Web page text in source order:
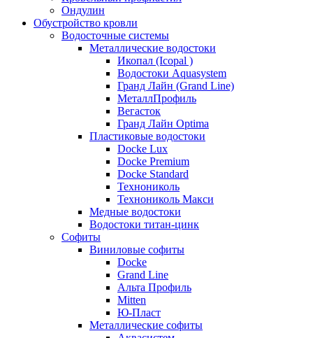
Ондулин
Обустройство кровли
Водосточные системы
Металлические водостоки
Икопал (Icopal )
Водостоки Aquasystem
Гранд Лайн (Grand Line)
МеталлПрофиль
Вегасток
Гранд Лайн Optima
Пластиковые водостоки
Docke Lux
Docke Premium
Docke Standard
Технониколь
Технониколь Макси
Медные водостоки
Водостоки титан-цинк
Софиты
Виниловые софиты
Docke
Grand Line
Альта Профиль
Mitten
Ю-Пласт
Металлические софиты